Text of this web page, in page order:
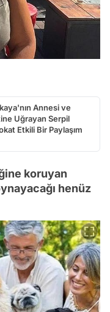
Annesi ve
Uğrayan Serpil
Etkili Bir Paylaşım
koruyan
henüz